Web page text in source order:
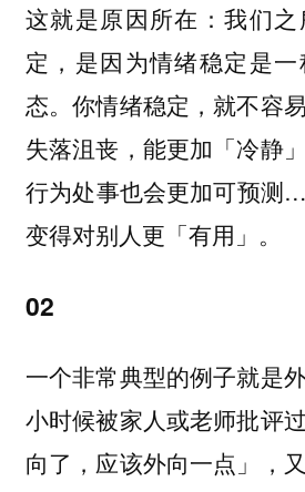
这就是原因所在：我们
定，是因为情绪稳定是
态。你情绪稳定，就不容
失落沮丧，能更加「冷静
行为处事也会更加可预
变得对别人更「有用」。
02
一个非常典型的例子就是
小时候被家人或老师批评
向了，应该外向一点」，